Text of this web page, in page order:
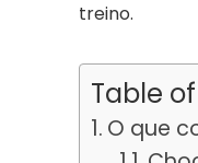
treino.
Table
O que